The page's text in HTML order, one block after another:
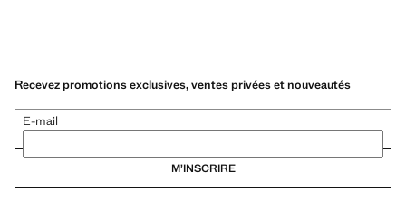
Recevez promotions exclusives, ventes privées et nouveautés
E-mail
M’INSCRIRE